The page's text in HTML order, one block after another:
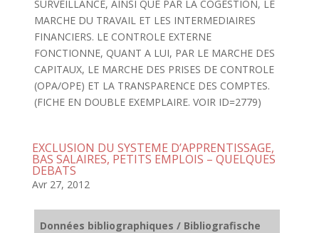
SURVEILLANCE, AINSI QUE PAR LA COGESTION, LE
MARCHE DU TRAVAIL ET LES INTERMEDIAIRES
FINANCIERS. LE CONTROLE EXTERNE
FONCTIONNE, QUANT A LUI, PAR LE MARCHE DES
CAPITAUX, LE MARCHE DES PRISES DE CONTROLE
(OPA/OPE) ET LA TRANSPARENCE DES COMPTES.
(FICHE EN DOUBLE EXEMPLAIRE. VOIR ID=2779)
EXCLUSION DU SYSTEME D’APPRENTISSAGE,
BAS SALAIRES, PETITS EMPLOIS – QUELQUES
DEBATS
Avr 27, 2012
Données bibliographiques / Bibliografische